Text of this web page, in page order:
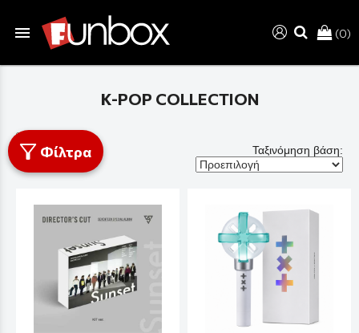
menu (0)
K-POP COLLECTION
Φίλτρα Ταξινόμηση βάση: